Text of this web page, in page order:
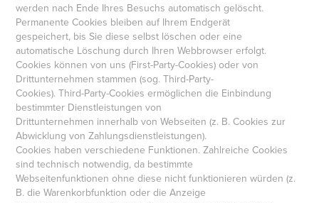
werden nach Ende Ihres Besuchs automatisch gelöscht.
Permanente Cookies bleiben auf Ihrem Endgerät
gespeichert, bis Sie diese selbst löschen oder eine
automatische Löschung durch Ihren Webbrowser erfolgt.
Cookies können von uns (First-Party-Cookies) oder von
Drittunternehmen stammen (sog. Third-Party-
Cookies). Third-Party-Cookies ermöglichen die Einbindung
bestimmter Dienstleistungen von
Drittunternehmen innerhalb von Webseiten (z. B. Cookies zur
Abwicklung von Zahlungsdienstleistungen).
Cookies haben verschiedene Funktionen. Zahlreiche Cookies
sind technisch notwendig, da bestimmte
Webseitenfunktionen ohne diese nicht funktionieren würden (z.
B. die Warenkorbfunktion oder die Anzeige